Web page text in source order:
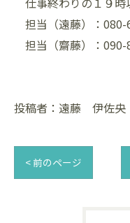
担当（遠藤）：080-
担当（齋藤）：090-
投稿者：遠藤 伊佐央
< 前のページ